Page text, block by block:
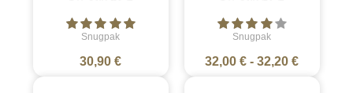
Snugpak
30,90 €
Snugpak
32,00 € -32,20 €